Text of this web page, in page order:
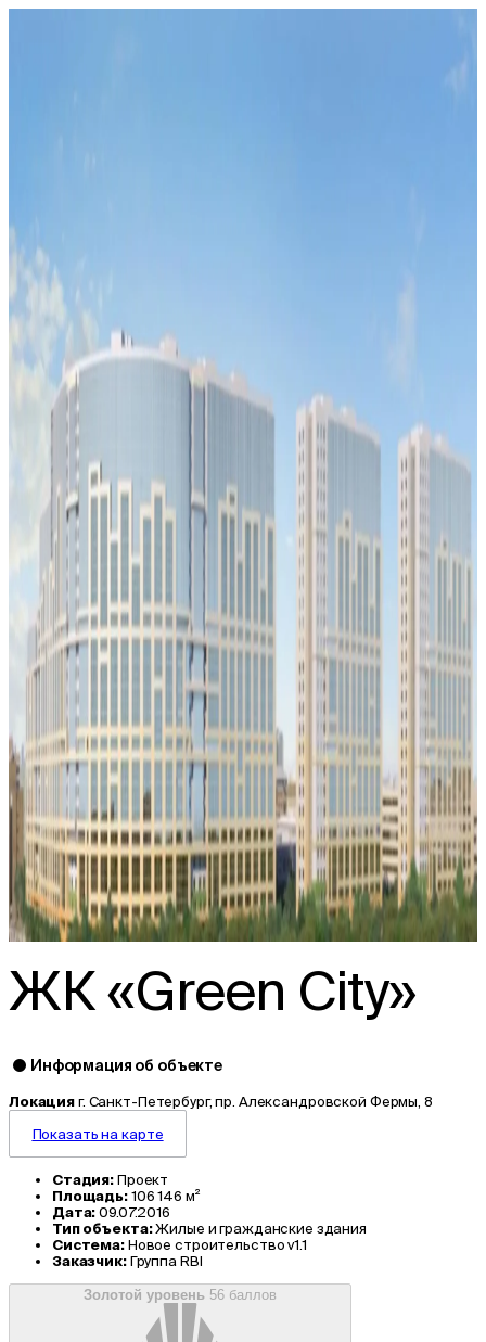
ЖК «Green City»
Информация об объекте
Локация г. Санкт-Петербург, пр. Александровской Фермы, 8
Показать на карте
Стадия: Проект
Площадь: 106 146 м²
Дата: 09.07.2016
Тип объекта:Жилые и гражданские здания
Система: Новое строительство v1.1
Заказчик: Группа RBI
Золотой уровень 56 баллов